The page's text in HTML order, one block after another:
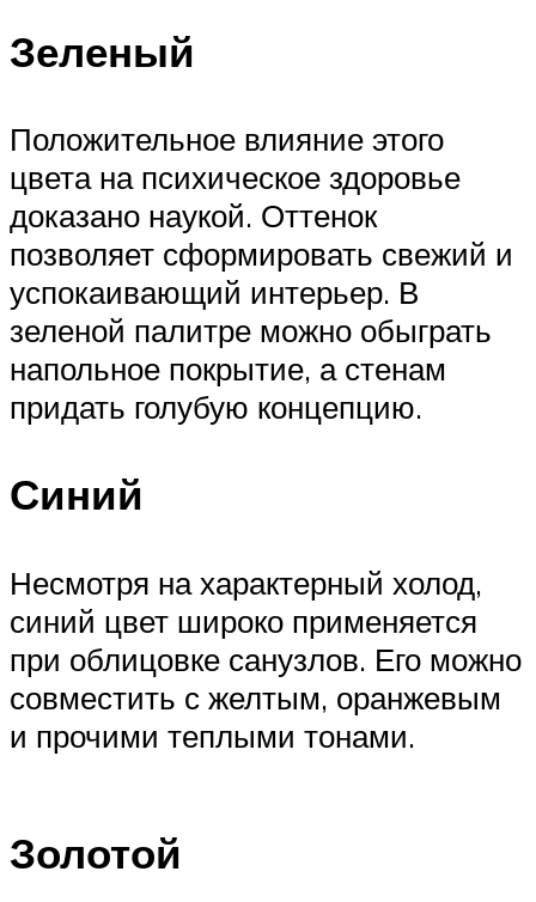
Зеленый
Положительное влияние этого
цвета на психическое здоровье
доказано наукой. Оттенок
позволяет сформировать свежий и
успокаивающий интерьер. В
зеленой палитре можно обыграть
напольное покрытие, а стенам
придать голубую концепцию.
Синий
Несмотря на характерный холод,
синий цвет широко применяется
при облицовке санузлов. Его можно
совместить с желтым, оранжевым
и прочими теплыми тонами.
Золотой